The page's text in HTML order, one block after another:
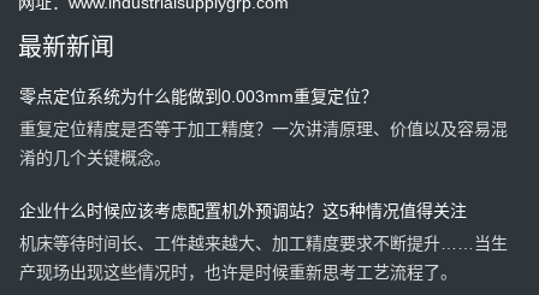
最新新闻
一套预调站，一天能节省多少时间？算一笔账，也许答案比你想象
的更有价值。
零点定位系统为什么能做到0.003mm重复定位？
重复定位精度是否等于加工精度？一次讲清原理、价值以及容易混
淆的几个关键概念。
企业什么时候应该考虑配置机外预调站？这5种情况值得关注
机床等待时间长、工件越来越大、加工精度要求不断提升……当生
产现场出现这些情况时，也许是时候重新思考工艺流程了。